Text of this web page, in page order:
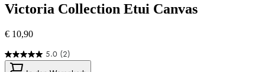
Victoria Collection Etui Canvas
€ 10,90
5.0 (2)
5.0
von